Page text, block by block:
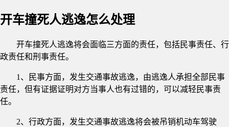
开车撞死人逃逸怎么处理
开车撞死人逃逸将会面临三方面的责任，包括民事责任、行
政责任和刑事责任。
1、民事方面，发生交通事故逃逸，由逃逸人承担全部民事
责任，但有证据证明对方当事人也有过错的，可以减轻民事责
任。
2、行政方面，发生交通事故逃逸将会被吊销机动车驾驶